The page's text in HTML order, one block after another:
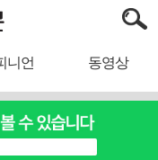
니언 동영상